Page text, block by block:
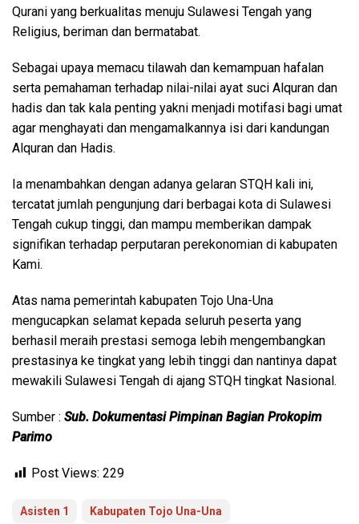
Qurani yang berkualitas menuju Sulawesi Tengah yang
Religius, beriman dan bermatabat.
Sebagai upaya memacu tilawah dan kemampuan hafalan
serta pemahaman terhadap nilai-nilai ayat suci Alquran dan
hadis dan tak kala penting yakni menjadi motifasi bagi umat
agar menghayati dan mengamalkannya isi dari kandungan
Alquran dan Hadis.
Ia menambahkan dengan adanya gelaran STQH kali ini,
tercatat jumlah pengunjung dari berbagai kota di Sulawesi
Tengah cukup tinggi, dan mampu memberikan dampak
signifikan terhadap perputaran perekonomian di kabupaten
Kami.
Atas nama pemerintah kabupaten Tojo Una-Una
mengucapkan selamat kepada seluruh peserta yang
berhasil meraih prestasi semoga lebih mengembangkan
prestasinya ke tingkat yang lebih tinggi dan nantinya dapat
mewakili Sulawesi Tengah di ajang STQH tingkat Nasional.
Sumber : Sub. Dokumentasi Pimpinan Bagian Prokopim
Parimo
Post Views: 229
Asisten 1 Kabupaten Tojo Una-Una